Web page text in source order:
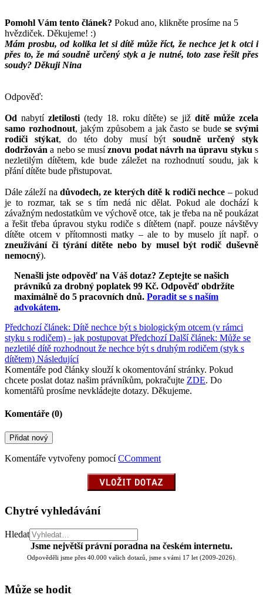
Pomohl Vám tento článek? Pokud ano, klikněte prosíme na 5
hvězdiček. Děkujeme! :)
Mám prosbu, od kolika let si dítě může říct, že nechce jet k otci i
přes to, že má soudně určený styk a je nutné, toto zase řešit přes
soudy? Děkuji Nina
Odpověď:
Od nabytí zletilosti (tedy 18. roku dítěte) se jiždítě může zcela
samo rozhodnout, jakým způsobem a jak často se budese svými
rodiči stýkat, do této doby musí být soudně určený styk
dodržován a nebo se musíznovu podat návrh na úpravu stykus
nezletilým dítětem, kde bude záležet na rozhodnutí soudu, jak k
přání dítěte bude přistupovat.
Dále záleží nadůvodech, ze kterých dítě k rodiči nechce – pokud
je to rozmar, tak se s tím nedá nic dělat. Pokud ale dochází k
závažným nedostatkům ve výchově otce, tak je třeba na ně poukázat
a řešit třeba úpravou styku rodiče s dítětem (např. pouze návštěvy
dítěte otcem v přítomnosti matky – ale to by muselo jít např. o
zneužívání či týrání dítěte nebo by musel být rodič duševně
nemocný).
Nenašli jste odpověď na Váš dotaz? Zeptejte se našich
právníků za drobný poplatek 99 Kč. Odpověď obdržíte
maximálně do 5 pracovních dnů. Poradit se s naším
advokátem.
Předchozí článek: Dítě nechce být s biologickým otcem (v rámci
styku s rodičem) - jak postupovat Předchozí Další článek: Může se
nezletilé dítě rozhodnout že nechce být s druhým rodičem (styk s
dítětem) Následující
Komentáře pod články slouží k okomentování stránky. Pokud
chcete poslat dotaz našim právníkům, pokračujte ZDE. Do
komentářů prosíme nevkládejte dotazy. Děkujeme.
Komentáře (0)
Přidat nový
Komentáře vytvořeny pomocíCComment
Chytré vyhledávání
Hledat
Jsme největší právní poradna na českém internetu.
Odpověděli jsme přes 40.000 vašich dotazů, jsme s vámi 17 let (2009-2026).
Může se hodit